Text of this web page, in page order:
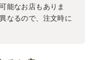
能なお店もありま
なるので、注文時に